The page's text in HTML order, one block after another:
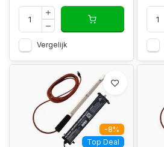
Vergelijk
-8%
Top Deal